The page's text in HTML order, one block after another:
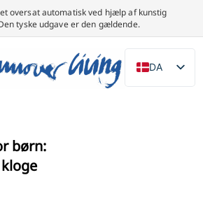
oversat automatisk ved hjælp af kunstig
tyske udgave er den gældende.
DA
DE
børn: